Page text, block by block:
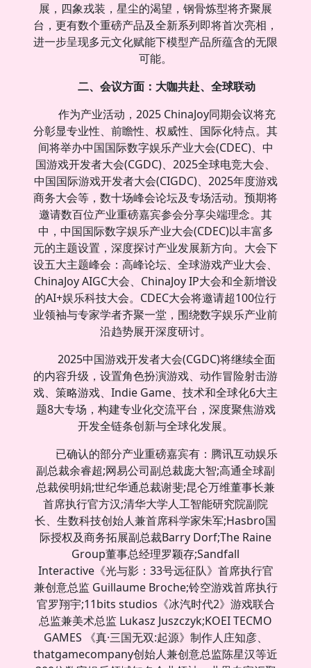
展，四象戎装，星尘的渴望，钢骨炼型将齐聚展
台，更有数个重磅产品及全新系列即将首次亮相，
进一步呈现多元文化赋能下模型产品所蕴含的无限
可能。
二、会议方面：大咖共赴、全球联动
作为产业活动，2025 ChinaJoy同期会议将充
分彰显专业性、前瞻性、权威性、国际化特点。其
间将举办中国国际数字娱乐产业大会(CDEC)、中
国游戏开发者大会(CGDC)、2025全球电竞大会、
中国国际游戏开发者大会(CIGDC)、2025年度游戏
商务大会等，数十场峰会论坛及专场活动。预期将
邀请数百位产业重磅嘉宾参会分享尖端理念。其
中，中国国际数字娱乐产业大会(CDEC)以丰富多
元的主题设置，深度探讨产业发展新方向。大会下
设五大主题峰会：高峰论坛、全球游戏产业大会、
ChinaJoy AIGC大会、ChinaJoy IP大会和全新增设
的AI+娱乐科技大会。CDEC大会将邀请超100位行
业领袖与专家学者齐聚一堂，围绕数字娱乐产业前
沿趋势展开深度研讨。
2025中国游戏开发者大会(CGDC)将继续全面
的内容升级，设置角色扮演游戏、动作冒险射击游
戏、策略游戏、Indie Game、技术和全球化6大主
题8大专场，构建专业化交流平台，深度聚焦游戏
开发全链条创新与全球化发展。
已确认的部分产业重磅嘉宾有：腾讯互动娱乐
副总裁余睿超;网易公司副总裁庞大智;高通全球副
总裁侯明娟;世纪华通总裁谢斐;昆仑万维董事长兼
首席执行官方汉;清华大学人工智能研究院副院
长、生数科技创始人兼首席科学家朱军;Hasbro国
际授权及商务拓展副总裁Barry Dorf;The Raine
Group董事总经理罗颖存;Sandfall
Interactive《光与影：33号远征队》首席执行官
兼创意总监 Guillaume Broche;铃空游戏首席执行
官罗翔宇;11bits studios《冰汽时代2》游戏联合
总监兼美术总监 Lukasz Juszczyk;KOEI TECMO
GAMES 《真·三国无双:起源》制作人庄知彦、
thatgamecompany创始人兼创意总监陈星汉等近